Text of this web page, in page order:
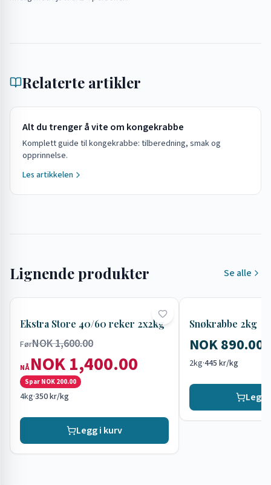
Relaterte artikler
Alt du trenger å vite om kongekrabbe
Komplett guide til kongekrabbe: tilberedning, smak og
opprinnelse.
Les artikkelen
Lignende produkter Se alle
Tilbud
Ekstra Store 40/60 reker 2x2kg
FørNOK 1,600.00
NÅNOK 1,400.00
Spar NOK 200.00
4kg·350 kr/kg
Legg i kurv
Snøkrabbe 2kg
NOK 890.00
2kg·445 kr/kg
Legg